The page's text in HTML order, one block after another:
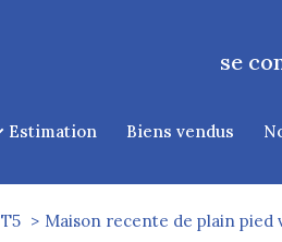
se
estimation biens vendus
T5 Maison recente de plain pied